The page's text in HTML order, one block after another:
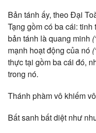
Bản tánh ấy, theo Đại
Tạng gồm có ba cái: tinh
bản tánh là quang minh
mạnh hoạt động của nó
thực tại gồm ba cái đó,
trong nó.
Thánh phàm vô khiếm
Bất sanh bất diệt như